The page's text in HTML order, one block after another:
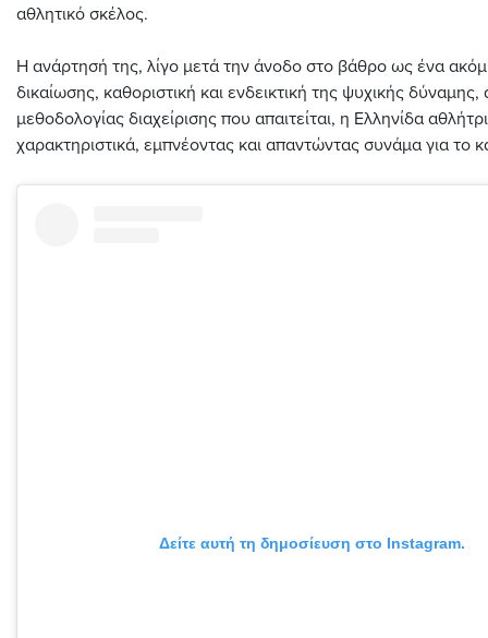
αθλητικό σκέλος.
Η ανάρτησή της, λίγο μετά την άνοδο στο βάθρο ως ένα
δικαίωσης, καθοριστική και ενδεικτική της ψυχικής δύναμης,
μεθοδολογίας διαχείρισης που απαιτείται, η Ελληνίδα
χαρακτηριστικά, εμπνέοντας και απαντώντας συνάμα για το
Δείτε αυτή τη δημοσίευση στο Instagram.